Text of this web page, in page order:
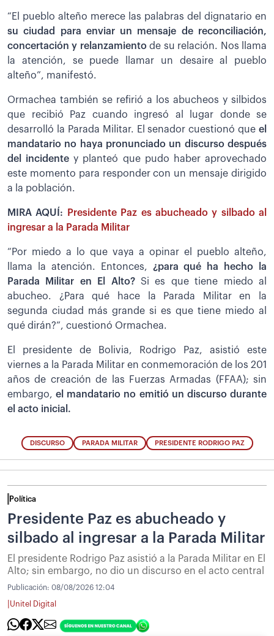
“El pueblo alteño merece las palabras del dignatario en
su ciudad para enviar un mensaje de reconciliación,
concertación y relanzamientode su relación. Nos llama
la atención, se puede llamar un desaire al pueblo
alteño”, manifestó.
Ormachea también se refirió a los abucheos y silbidos
que recibió Paz cuando ingresó al lugar donde se
desarrolló la Parada Militar. El senador cuestionó que el
mandatario no haya pronunciado un discurso después
del incidentey planteó que pudo haber aprovechado
este momento para responder con un mensaje dirigido
a la población.
MIRA AQUÍ:
Presidente Paz es abucheado y silbado al
ingresar a la Parada Militar
“Por miedo a lo que vaya a opinar el pueblo alteño,
llama la atención. Entonces, ¿para qué ha hecho la
Parada Militar en El Alto? Si es que tiene miedo al
abucheo. ¿Para qué hace la Parada Militar en la
segunda ciudad más grande si es que tiene miedo al
qué dirán?”, cuestionó Ormachea.
El presidente de Bolivia, Rodrigo Paz, asistió este
viernes a la Parada Militar en conmemoración de los 201
años de creación de las Fuerzas Armadas (FFAA); sin
embargo,el mandatario no emitió un discurso durante
el acto inicial.
DISCURSO PARADA MILITAR PRESIDENTE RODRIGO PAZ
Política
Presidente Paz es abucheado y
silbado al ingresar a la Parada Militar
El presidente Rodrigo Paz asistió a la Parada Militar en El
Alto; sin embargo, no dio un discurso en el acto central
Publicación: 08/08/2026 12:04
Unitel Digital